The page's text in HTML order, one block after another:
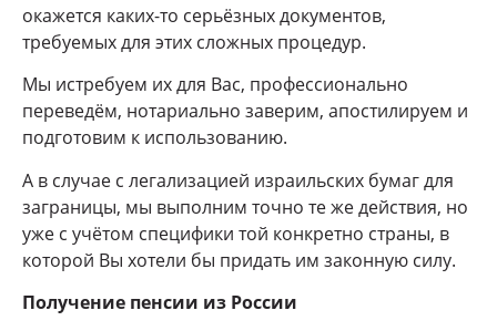
окажется каких-то серьёзных документов,
требуемых для этих сложных процедур.
Мы истребуем их для Вас, профессионально
переведём, нотариально заверим, апостилируем и
подготовим к использованию.
А в случае с легализацией израильских бумаг для
заграницы, мы выполним точно те же действия, но
уже с учётом специфики той конкретно страны, в
которой Вы хотели бы придать им законную силу.
Получение пенсии из России